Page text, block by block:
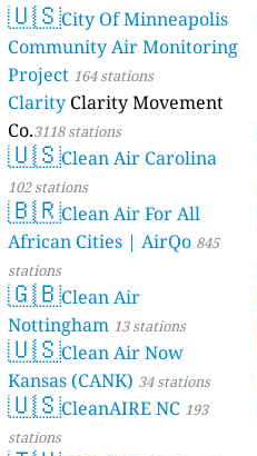
🇺🇸City Of Minneapolis
Community Air Monitoring
Project 164 stations
Clarity Clarity Movement
Co.3118 stations
🇺🇸Clean Air Carolina
102 stations
🇧🇷Clean Air For All
African Cities | AirQo 845
stations
🇬🇧Clean Air
Nottingham 13 stations
🇺🇸Clean Air Now
Kansas (CANK) 34 stations
🇺🇸CleanAIRE NC 193
stations